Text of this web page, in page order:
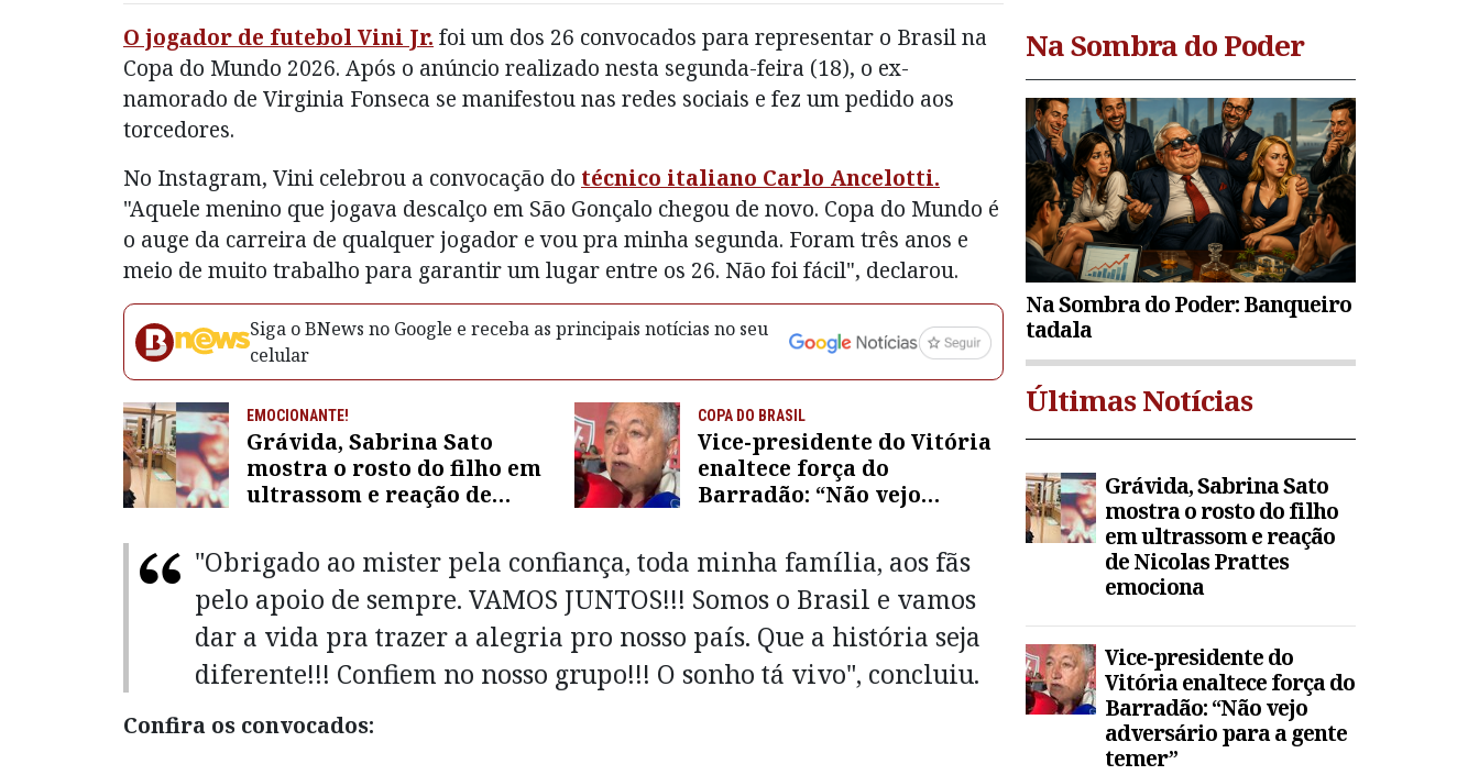
O jogador de futebol Vini Jr. foi um dos 26 convocados para representar o Brasil na
Copa do Mundo 2026. Após o anúncio realizado nesta segunda-feira (18), o ex-
namorado de Virginia Fonseca se manifestou nas redes sociais e fez um pedido aos
torcedores.
No Instagram, Vini celebrou a convocação do técnico italiano Carlo Ancelotti.
"Aquele menino que jogava descalço em São Gonçalo chegou de novo. Copa do Mundo é
o auge da carreira de qualquer jogador e vou pra minha segunda. Foram três anos e
meio de muito trabalho para garantir um lugar entre os 26. Não foi fácil", declarou.
Siga o BNews no Google e receba as principais notícias no seu
celular
EMOCIONANTE!
Grávida, Sabrina Sato
mostra o rosto do filho em
ultrassom e reação de
COPA DO BRASIL
Vice-presidente do Vitória
enaltece força do
Barradão: “Não vejo
temer”
"Obrigado ao mister pela confiança, toda minha família, aos fãs
pelo apoio de sempre. VAMOS JUNTOS!!! Somos o Brasil e vamos
dar a vida pra trazer a alegria pro nosso país. Que a história seja
diferente!!! Confiem no nosso grupo!!! O sonho tá vivo", concluiu.
Confira os convocados:
Na Sombra do Poder
Na Sombra do Poder: Banqueiro
tadala
Últimas Notícias
Grávida, Sabrina Sato
mostra o rosto do filho
em ultrassom e reação
de Nicolas Prattes
emociona
Vice-presidente do
Vitória enaltece força do
Barradão: “Não vejo
adversário para a gente
temer”